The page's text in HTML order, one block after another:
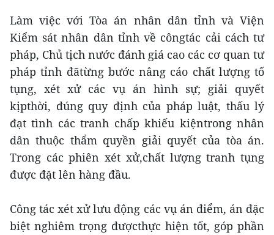
Làm việc với Tòa án nhân dân tỉnh và Viện
Kiểm sát nhân dân tỉnh về côngtác cải cách tư
pháp, Chủ tịch nước đánh giá cao các cơ quan tư
pháp tỉnh đãtừng bước nâng cáo chất lượng tố
tụng, xét xử các vụ án hình sự; giải quyết
kịpthời, đúng quy định của pháp luật, thấu lý
đạt tình các tranh chấp khiếu kiệntrong nhân
dân thuộc thẩm quyền giải quyết của tòa án.
Trong các phiên xét xử,chất lượng tranh tụng
được đặt lên hàng đầu.
Công tác xét xử lưu động các vụ án điểm, án đặc
biệt nghiêm trọng đượcthực hiện tốt, góp phần